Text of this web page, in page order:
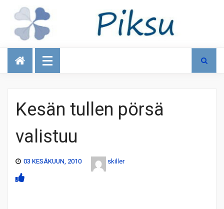
Talous
Kesän tullen pörsä
valistuu
03 KESÄKUUN, 2010 skiller